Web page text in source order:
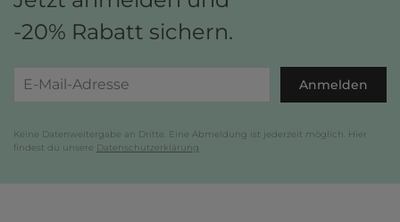
-20% Rabatt sichern.
Anmelden
Keine Datenweitergabe an Dritte. Eine Abmeldung ist jederzeit möglich. Hier
findest du unsere Datenschutzerklärung